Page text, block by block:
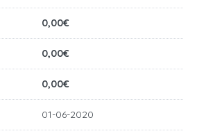
0,00€
0,00€
0,00€
01-06-2020